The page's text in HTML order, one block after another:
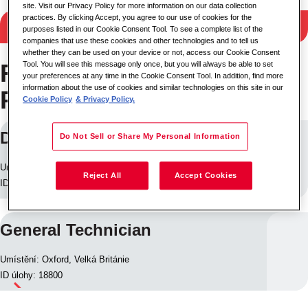
Filtrovat výsledky
Facilities Management
Pracovní místa v Oxford
Domestic Supervisor
Umístění: Oxford, Velká Británie
ID úlohy: 18840
General Technician
Umístění: Oxford, Velká Británie
ID úlohy: 18800
site. Visit our Privacy Policy for more information on our data collection
practices. By clicking Accept, you agree to our use of cookies for the
purposes listed in our Cookie Consent Tool. To see a complete list of the
companies that use these cookies and other technologies and to tell us
whether they can be used on your device or not, access our Cookie Consent
Tool. You will see this message only once, but you will always be able to set
your preferences at any time in the Cookie Consent Tool. In addition, find more
information about the use of cookies and similar technologies on this site in our
Cookie Policy & Privacy Policy.
Do Not Sell or Share My Personal Information
Reject All Accept Cookies